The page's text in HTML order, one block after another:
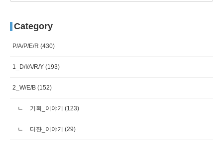
Category
P/A/P/E/R (430)
1_D/I/A/R/Y (193)
2_W/E/B (152)
기획_이야기 (123)
디쟌_이야기 (29)